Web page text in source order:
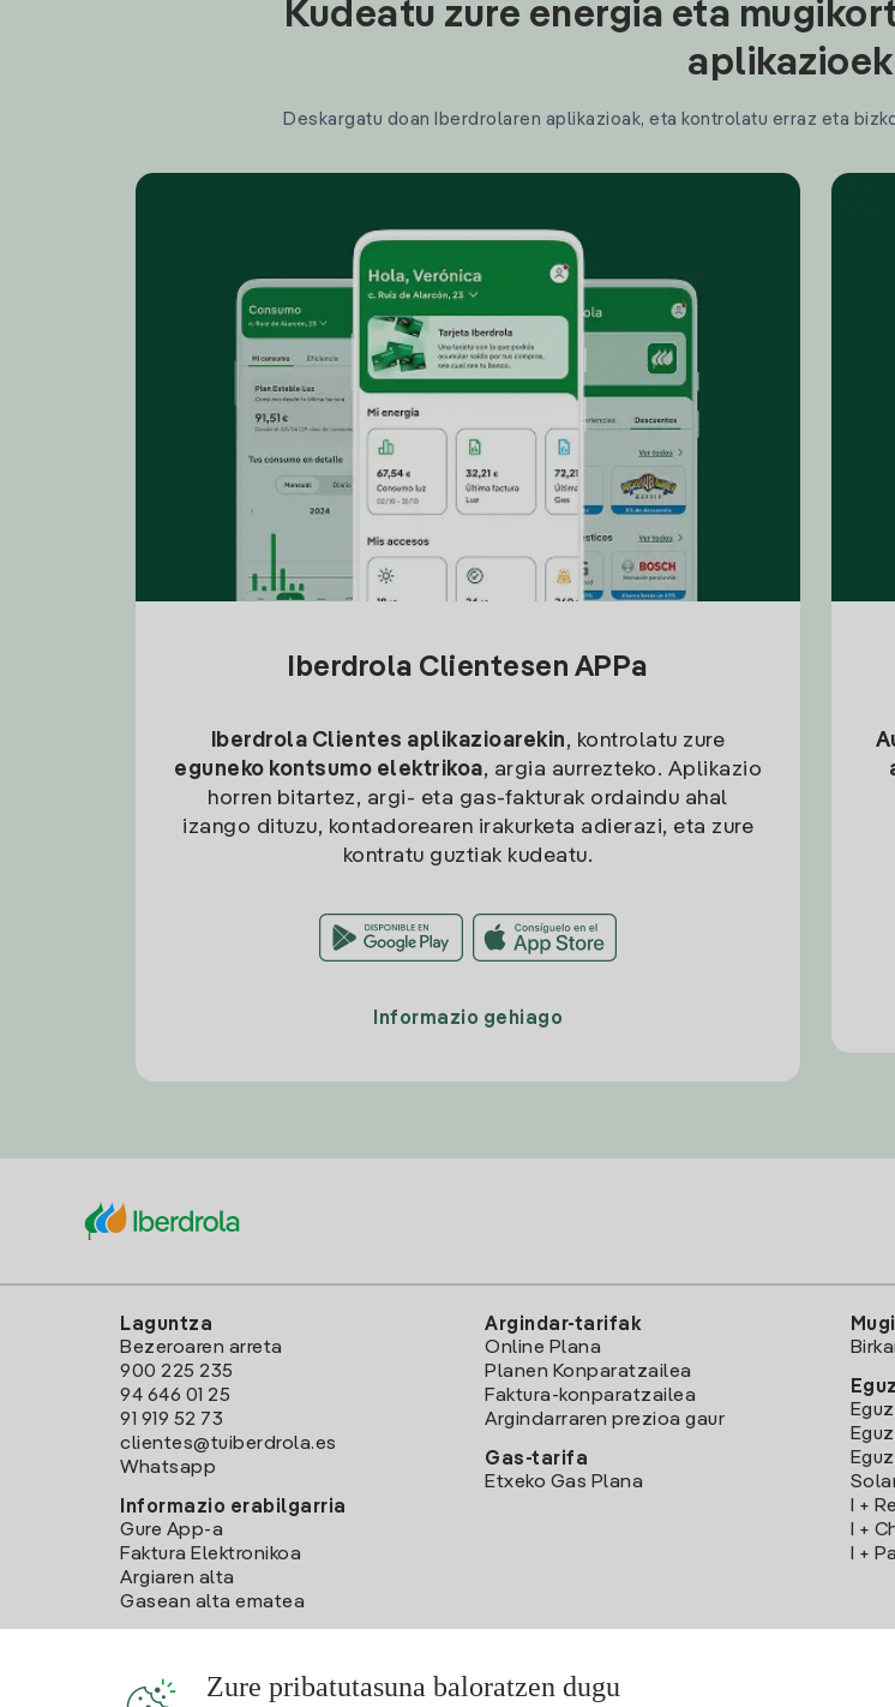
Kudeatu zure energia eta
Deskargatu doan Iberdrolaren aplikazioak, eta kontrolatu erraz eta
Iberdrola Clientesen APPa
Iberdrola Clientes aplikazioarekin, kontrolatu zure
eguneko kontsumo elektrikoa, argia aurrezteko. Aplikazio
horren bitartez, argi- eta gas-fakturak ordaindu ahal
izango dituzu, kontadorearen irakurketa adierazi, eta zure
kontratu guztiak kudeatu.
Informazio gehiago
Laguntza
Bezeroaren arreta
900 225 235
94 646 01 25
91 919 52 73
clientes@tuiberdrola.es
Whatsapp
Informazio erabilgarria
Gure App-a
Faktura Elektronikoa
Argiaren alta
Gasean alta ematea
Argindar-tarifak
Online Plana
Planen Konparatzailea
Faktura-konparatzailea
Argindarraren prezioa gaur
Gas-tarifa
Etxeko Gas Plana
I +
I +
I +
Zure pribatutasuna baloratzen dugu